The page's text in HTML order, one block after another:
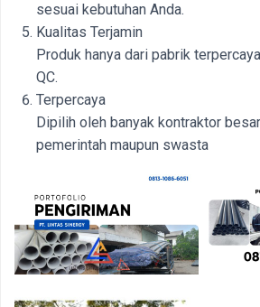
sesuai kebutuhan Anda.
Kualitas Terjamin
Produk hanya dari pabrik
QC.
Terpercaya
Dipilih oleh banyak kontraktor
pemerintah maupun swasta